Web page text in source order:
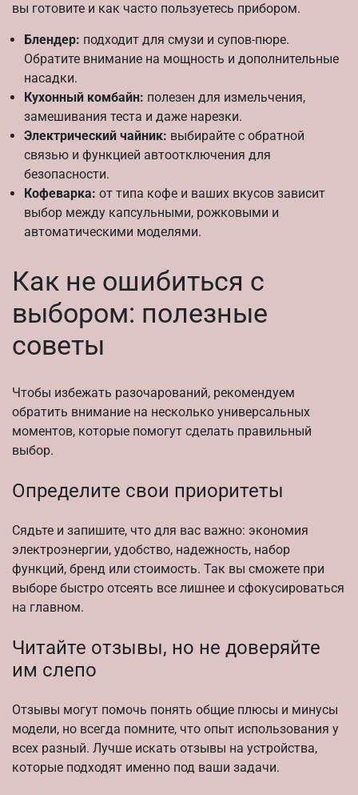
вы готовите и как часто пользуетесь прибором.
Блендер: подходит для смузи и супов-пюре.
Обратите внимание на мощность и дополнительные
насадки.
Кухонный комбайн: полезен для измельчения,
замешивания теста и даже нарезки.
Электрический чайник: выбирайте с обратной
связью и функцией автоотключения для
безопасности.
Кофеварка: от типа кофе и ваших вкусов зависит
выбор между капсульными, рожковыми и
автоматическими моделями.
Как не ошибиться с
выбором: полезные
советы
Чтобы избежать разочарований, рекомендуем
обратить внимание на несколько универсальных
моментов, которые помогут сделать правильный
выбор.
Определите свои приоритеты
Сядьте и запишите, что для вас важно: экономия
электроэнергии, удобство, надежность, набор
функций, бренд или стоимость. Так вы сможете при
выборе быстро отсеять все лишнее и сфокусироваться
на главном.
Читайте отзывы, но не доверяйте
им слепо
Отзывы могут помочь понять общие плюсы и минусы
модели, но всегда помните, что опыт использования у
всех разный. Лучше искать отзывы на устройства,
которые подходят именно под ваши задачи.